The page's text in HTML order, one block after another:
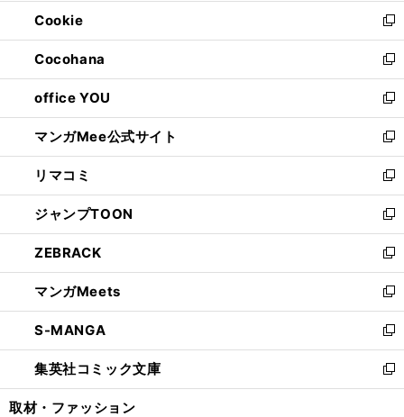
く
で
開
く
ド
ウ
で
開
く
ウ
ィ
ン
ド
ウ
で
開
く
Cookie
新
し
い
ウ
ィ
ン
ド
ウ
で
開
く
Cocohana
新
し
い
ウ
ィ
ン
ド
ウ
で
開
く
office YOU
新
し
い
ウ
ィ
ン
ド
ウ
で
開
く
マンガMee公式サイト
新
し
い
ウ
ィ
ン
ド
ウ
で
開
く
リマコミ
新
し
い
ウ
ィ
ン
ド
ウ
で
開
く
ジャンプTOON
新
し
い
ウ
ィ
ン
ド
ウ
で
開
ZEBRACK
新
し
い
ウ
ィ
ン
ド
ウ
マンガMeets
新
し
い
ウ
ィ
ン
S-MANGA
新
し
い
ウ
集英社コミック文庫
新
し
取材・ファッション